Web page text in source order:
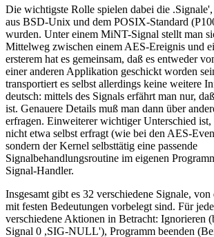
Die wichtigste Rolle spielen dabei die
aus BSD-Unix und dem POSIX-Standard
wurden. Unter einem MiNT-Signal stellt man
Mittelweg zwischen einem AES-Ereignis und
ersterem hat es gemeinsam, daß es entweder
einer anderen Applikation geschickt worden
transportiert es selbst allerdings keine weitere
deutsch: mittels des Signals erfährt man nur,
ist. Genauere Details muß man dann über
erfragen. Einweiterer wichtiger Unterschied ist,
nicht etwa selbst erfragt (wie bei den AES-
sondern der Kernel selbsttätig eine passende
Signalbehandlungsroutine im eigenen
Signal-Handler.
Insgesamt gibt es 32 verschiedene Signale, von
mit festen Bedeutungen vorbelegt sind. Für
verschiedene Aktionen in Betracht: Ignorieren
Signal 0 ,SIG-NULL'), Programm beenden